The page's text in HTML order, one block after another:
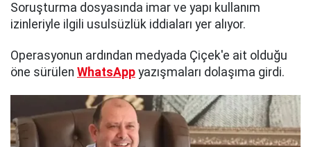
Soruşturma dosyasında imar ve yapı kullanım
izinleriyle ilgili usulsüzlük iddiaları yer alıyor.
Operasyonun ardından medyada Çiçek'e ait olduğu
öne sürülen WhatsApp yazışmaları dolaşıma girdi.